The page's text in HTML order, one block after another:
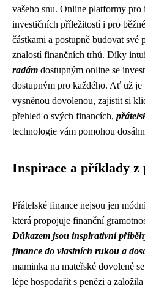
vašeho snu. Online platformy
investičních příležitostí i pro
částkami a postupně budovat
znalostí finančních trhů. Díky
radám dostupným online se
dostupným pro každého. Ať už je
vysněnou dovolenou, zajistit si
přehled o svých financích,
technologie vám pomohou
Inspirace a příklady z
Přátelské finance nejsou jen
která propojuje finanční
Důkazem jsou inspirativní
finance do vlastních rukou a
maminka na mateřské dovolené
lépe hospodařit s penězi a